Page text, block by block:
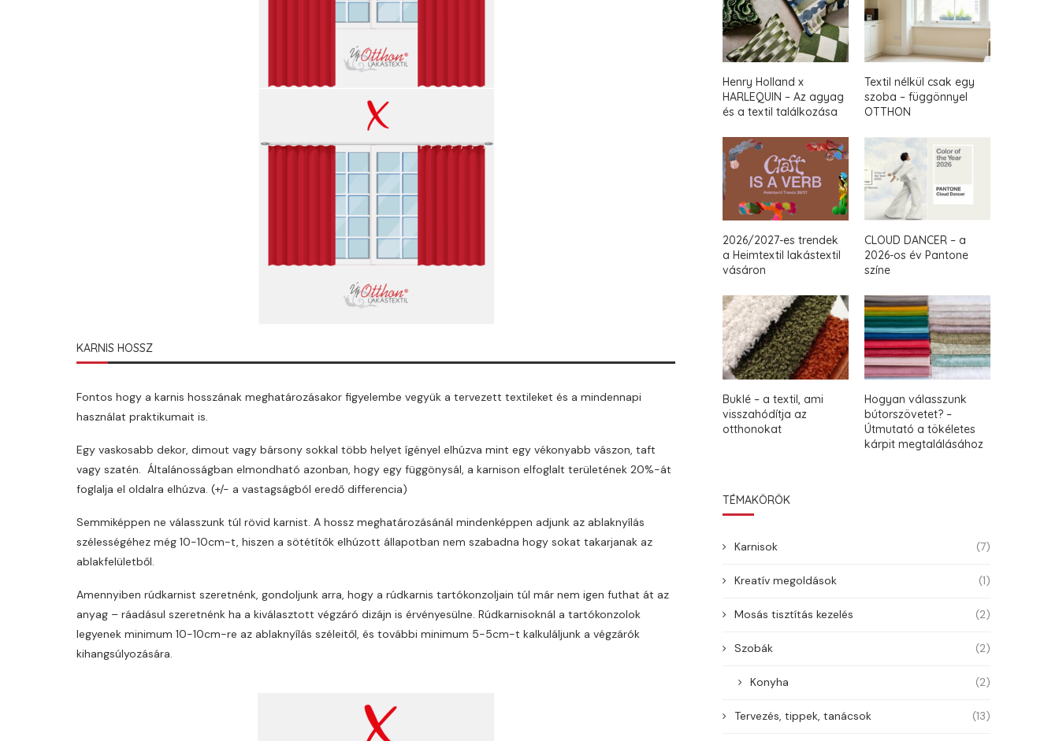
KARNIS HOSSZ
Fontos hogy a karnis hosszának meghatározásakor figyelembe vegyük a tervezett textileket és a mindennapi
használat praktikumait is.
Egy vaskosabb dekor, dimout vagy bársony sokkal több helyet ígényel elhúzva mint egy vékonyabb vászon, taft
vagy szatén. Általánosságban elmondható azonban, hogy egy függönysál, a karnison elfoglalt területének 20%-át
foglalja el oldalra elhúzva. (+/- a vastagságból eredő differencia)
Semmiképpen ne válasszunk túl rövid karnist. A hossz meghatározásánál mindenképpen adjunk az ablaknyílás
szélességéhez még 10-10cm-t, hiszen a sötétítők elhúzott állapotban nem szabadna hogy sokat takarjanak az
ablakfelületből.
Amennyiben rúdkarnist szeretnénk, gondoljunk arra, hogy a rúdkarnis tartókonzoljain túl már nem igen futhat át az
anyag – ráadásul szeretnénk ha a kiválasztott végzáró dizájn is érvényesülne. Rúdkarnisoknál a tartókonzolok
legyenek minimum 10-10cm-re az ablaknyílás széleitől, és további minimum 5-5cm-t kalkuláljunk a végzárók
kihangsúlyozására.
Henry Holland x
HARLEQUIN – Az agyag
és a textil találkozása
Textil nélkül csak egy
szoba – függönnyel
OTTHON
2026/2027-es trendek
a Heimtextil lakástextil
vásáron
CLOUD DANCER – a
2026-os év Pantone
színe
Buklé – a textil, ami
visszahódítja az
otthonokat
Hogyan válasszunk
bútorszövetet? –
Útmutató a tökéletes
kárpit megtalálásához
TÉMAKÖRÖK
Karnisok (7)
Kreatív megoldások (1)
Mosás tisztítás kezelés (2)
Szobák (2)
Konyha (2)
Tervezés, tippek, tanácsok (13)